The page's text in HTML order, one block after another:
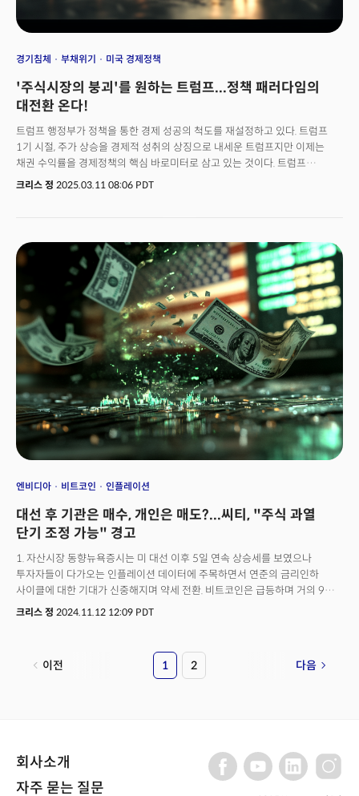
트레이딩 부문에서 역대 최고 실적을 기록했다. 시장의 급격한 변동성은
수익을 내는 기회를 제공하지만 더 큰 손실 위험도 수반한다. 시장 용어로,
거래를 회피하여 유동성을 약화시키는 경우는 '나쁜 변동성'으로
마크 저커버그는 메타플랫폼 분할을 요구하는 미 연방거래위원회(FTC)의
반독점 재판에서 첫 증인으로 출석했다. 엔비디아는 미국 내에서 최대
부문 알테라의 지분 51%를 매각하기로 합의했다.JP모건 자산운용에 따르면,
강한 해외 수요 신호와 필요시 연준이 미국 국채를 지원할 것이라는
기대감으로 국채 시장은 당분간 바닥을 다졌을 수 있다. 동사의 글로벌 채권
부문 책임자인 밥 미셸은 블룸버그 TV와의 인터뷰에서 "여기서 가격이
경기침체 부채위기 미국 경제정책
'주식시장의 붕괴'를 원하는 트럼프...정책 패러다임의
대전환 온다!
트럼프 행정부가 정책을 통한 경제 성공의 척도를 재설정하고 있다. 트럼프
1기 시절, 주가 상승을 경제적 성취의 상징으로 내세운 트럼프지만 이제는
채권 수익률을 경제정책의 핵심 바로미터로 삼고 있는 것이다. 트럼프
행정부가 경제 안정성의 새로운 핵심 지표로 채권, 특히 10년물 채권 수익률을
성공의 척도 변경이 아닌 경제 운영 철학의 패러다임 전환을 의미한다는
점에서 더욱 중요한 시사점을 주고 있다. 워싱턴의 정책 전문 미디어인
악시오스가 "채권 수익률이 트럼프 행정부의 새로운 북극성"이라고 한 표현은
미 행정부의 사고방식 변화를 정확히 포착한다. 스콧 베센트 재무장관이
명확한 어조로 "우리는 10년물 국채금리에 특별히 주목하고 있고 트럼프
대통령의 정책은 자연스럽게 이 금리를 하락시킬 것."이라 강조한 부분은
정책기조 변화를 그대로 드러낸다. 실제 트럼프는 폭스뉴스와의 인터뷰에서
경기침체 가능성을 묻는 기자의 질문에도 "지금은 미 경제의 전환점."이라며
사실상 경기 둔화를 용인하는 듯한 발언을 했다. 한때 주식시장의 퍼포먼스를
정책 성공의 중요한 지표로 인식했던 트럼프로 인해 시장에는 '트럼프
풋'이라는 용어까지 유행했다. 이는 시장의 하락에 언제든지 트럼프 대통령이
정책을 통해 지지를 해줄 것이란 믿음에 기인했다. 하지만 주식시장에 갑자기
차가워진 트럼프, '트럼프 풋'은 사라진 것일까?
크리스 정 2025.03.11 08:06 PDT
엔비디아 비트코인 인플레이션
대선 후 기관은 매수, 개인은 매도?...씨티, "주식 과열
단기 조정 가능" 경고
1. 자산시장 동향뉴욕증시는 미 대선 이후 5일 연속 상승세를 보였으나
투자자들이 다가오는 인플레이션 데이터에 주목하면서 연준의 금리인하
사이클에 대한 기대가 신중해지며 약세 전환. 비트코인은 급등하며 거의 9만
달러에 육박했으나 일부 투자자들 사이에서 차익 실현 매도세가 나타나며
금리인하 기조가 더 신중해질 수 있음을 시사. 2. 미국 주식에 대한 '긍정론'과
자산 노출은 역대급으로 상승미 대선 이후 미 주식에 대한 투자자들의 자산
행정부의 '미국 우선주의' 정책에 대한 기대로 2022년 11월 이후 최고치를
기록한 반면 유로화는 1년 만에 최저치로 하락.미국의 경제가 견고하게
유지되고 소비 지출 역시 강력한 추세를 지속하면서 미 국채 금리는 강세. 특히
크리스 정 2024.11.12 12:09 PDT
이전 1 2 다음
회사소개
자주 묻는 질문